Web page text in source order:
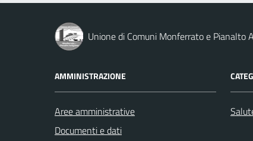
Unione di Comuni Monferrato e Pianalto
AMMINISTRAZIONE
Aree amministrative
Documenti e dati